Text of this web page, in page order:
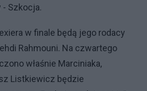
Szkocja.
w finale będą jego rodacy
Rahmouni. Na czwartego
właśnie Marciniaka,
Listkiewicz będzie